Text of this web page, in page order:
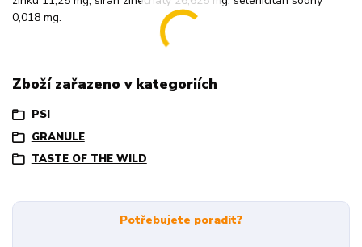
0,018 mg.
Zboží zařazeno v kategoriích
PSI
GRANULE
TASTE OF THE WILD
Potřebujete poradit?